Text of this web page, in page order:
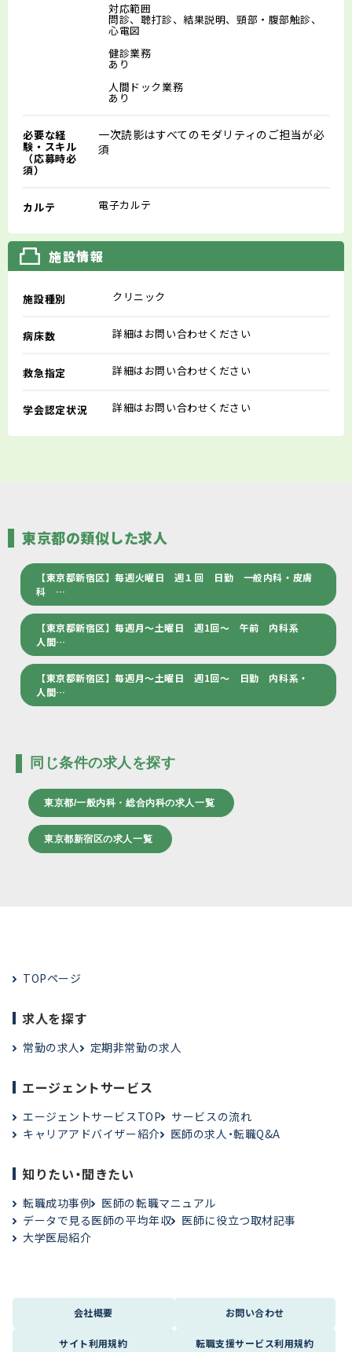
対応範囲
問診、聴打診、結果説明、頸部・腹部触診、
心電図
健診業務
あり
人間ドック業務
あり
必要な経
験・スキル
（応募時必
須）
一次読影はすべてのモダリティのご担当が必
須
カルテ 電子カルテ
施設情報
施設種別 クリニック
病床数 詳細はお問い合わせください
救急指定 詳細はお問い合わせください
学会認定状況 詳細はお問い合わせください
東京都の類似した求人
【東京都新宿区】毎週火曜日 週１回 日勤 一般内科・皮膚
科 …
【東京都新宿区】毎週月～土曜日 週1回～ 午前 内科系
人間…
【東京都新宿区】毎週月～土曜日 週1回～ 日勤 内科系・
人間…
同じ条件の求人を探す
東京都/一般内科・総合内科の求人一覧
東京都新宿区の求人一覧
TOPページ
求人を探す
常勤の求人 定期非常勤の求人
エージェントサービス
エージェントサービスTOP
サービスの流れ
キャリアアドバイザー紹介
医師の求人・転職Q&A
知りたい・聞きたい
転職成功事例
医師の転職マニュアル
データで見る医師の平均年収
医師に役立つ取材記事
大学医局紹介
会社概要 お問い合わせ
サイト利用規約 転職支援サービス利用規約